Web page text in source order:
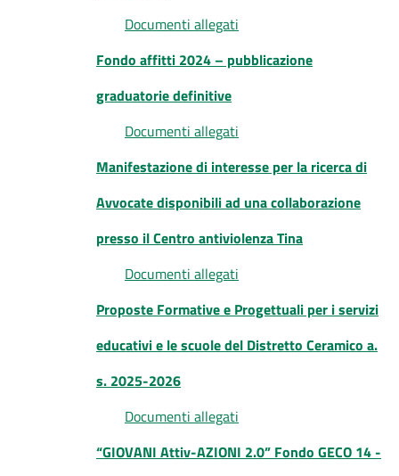
Documenti allegati
Fondo affitti 2024 – pubblicazione
graduatorie definitive
Documenti allegati
Manifestazione di interesse per la ricerca di
Avvocate disponibili ad una collaborazione
presso il Centro antiviolenza Tina
Documenti allegati
Proposte Formative e Progettuali per i servizi
educativi e le scuole del Distretto Ceramico a.
s. 2025-2026
Documenti allegati
“GIOVANI Attiv-AZIONI 2.0” Fondo GECO 14 -